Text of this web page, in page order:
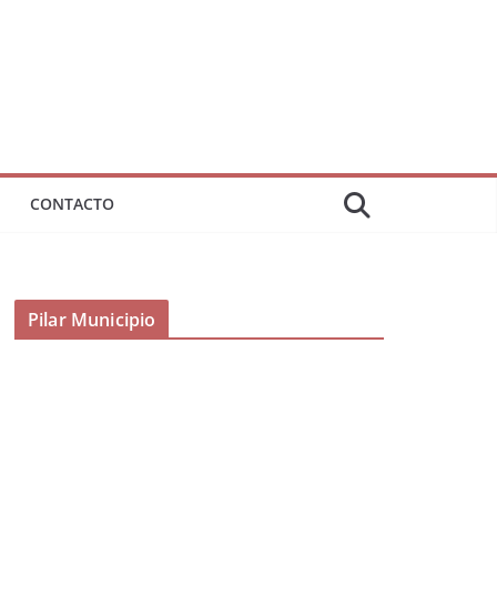
CONTACTO
Pilar Municipio